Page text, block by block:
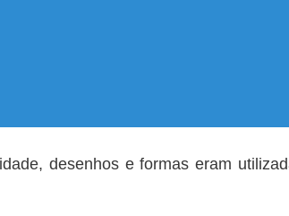
desenhos e formas eram